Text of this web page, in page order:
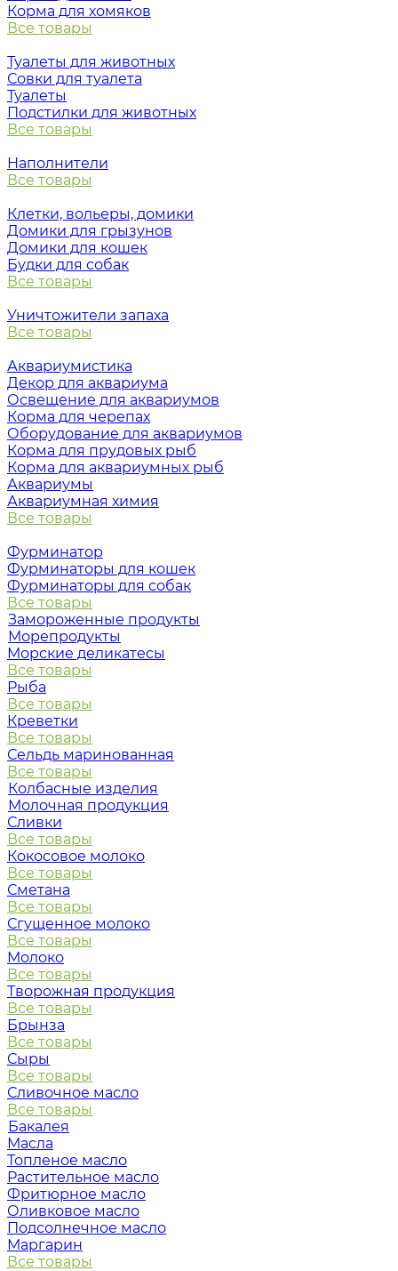
Корма для хомяков
Все товары
Туалеты для животных
Совки для туалета
Туалеты
Подстилки для животных
Все товары
Наполнители
Все товары
Клетки, вольеры, домики
Домики для грызунов
Домики для кошек
Будки для собак
Все товары
Уничтожители запаха
Все товары
Аквариумистика
Декор для аквариума
Освещение для аквариумов
Корма для черепах
Оборудование для аквариумов
Корма для прудовых рыб
Корма для аквариумных рыб
Аквариумы
Аквариумная химия
Все товары
Фурминатор
Фурминаторы для кошек
Фурминаторы для собак
Все товары
Замороженные продукты
Морепродукты
Морские деликатесы
Все товары
Рыба
Все товары
Креветки
Все товары
Сельдь маринованная
Все товары
Колбасные изделия
Молочная продукция
Сливки
Все товары
Кокосовое молоко
Все товары
Сметана
Все товары
Сгущенное молоко
Все товары
Молоко
Все товары
Творожная продукция
Все товары
Брынза
Все товары
Сыры
Все товары
Сливочное масло
Все товары
Бакалея
Масла
Топленое масло
Растительное масло
Фритюрное масло
Оливковое масло
Подсолнечное масло
Маргарин
Все товары